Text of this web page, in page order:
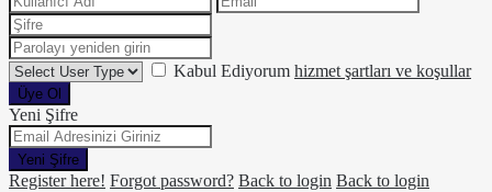
Kabul Ediyorum hizmet şartları ve koşullar
Üye Ol
Yeni Şifre
Yeni Şifre
Register here! Forgot password? Back to login Back to login